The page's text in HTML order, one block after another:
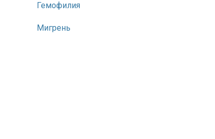
Гемофилия
Мигрень